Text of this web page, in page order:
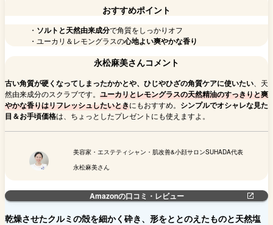
おすすめポイント
・ ソルトと天然由来成分で角質をしっかりオフ
・ユーカリ＆レモングラスの心地よい爽やかな香り
永松麻美さんコメント
古い角質が硬くなってしまったかかとや、ひじやひざの角質ケアに使いたい 、天
然由来成分のスクラブです。 ユーカリとレモングラスの天然精油のすっきりと爽
やかな香りはリフレッシュしたいときにもおすすめ。 シンプルでオシャレな見た
目＆お手頃価格は、ちょっとしたプレゼントにも使えますよ。
美容家・エステティシャン・肌改善&小顔サロンSUHADA代表
永松麻美さん
Amazonの口コミ・レビュー
乾燥させたクルミの殻を細かく砕き、形をととのえたものと天然塩